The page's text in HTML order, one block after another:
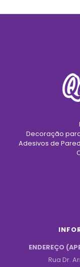
Decoração
Adesivos de
ENDEREÇO
Rua Dr.